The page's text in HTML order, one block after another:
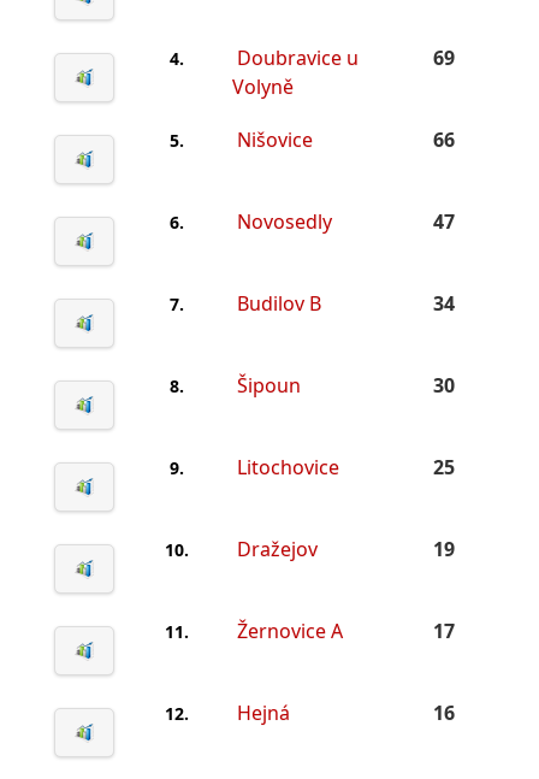
4.
Doubravice u
Volyně
69
5. Nišovice 66
6. Novosedly 47
7. Budilov B 34
8. Šipoun 30
9. Litochovice 25
10. Dražejov 19
11. Žernovice A 17
12. Hejná 16